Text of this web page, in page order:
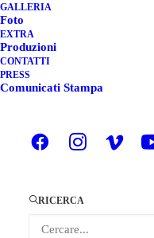
GALLERIA
Foto
EXTRA
Produzioni
CONTATTI
PRESS
Comunicati Stampa
RICERCA
GRAPE
A CANELLI
Domenica